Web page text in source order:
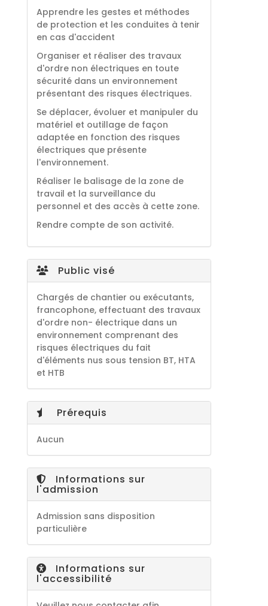
Apprendre les gestes et méthodes
de protection et les conduites à tenir
en cas d'accident
Organiser et réaliser des travaux
d'ordre non électriques en toute
sécurité dans un environnement
présentant des risques électriques.
Se déplacer, évoluer et manipuler du
matériel et outillage de façon
adaptée en fonction des risques
électriques que présente
l'environnement.
Réaliser le balisage de la zone de
travail et la surveillance du
personnel et des accès à cette zone.
Rendre compte de son activité.
Public visé
Chargés de chantier ou exécutants,
francophone, effectuant des travaux
d'ordre non- électrique dans un
environnement comprenant des
risques électriques du fait
d'éléments nus sous tension BT, HTA
et HTB
Prérequis
Aucun
Informations sur
l'admission
Admission sans disposition
particulière
Informations sur
l'accessibilité